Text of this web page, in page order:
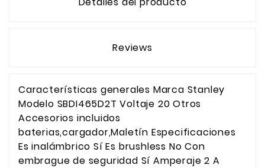
Reviews
Características generales Marca Stanley
Modelo SBDI465D2T Voltaje 20 Otros
Accesorios incluidos
baterias,cargador,Maletín Especificaciones
Es inalámbrico Sí Es brushless No Con
embrague de seguridad Sí Amperaje 2 A